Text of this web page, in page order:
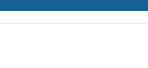
noktaları öneri formunu kullanarak tarafımıza